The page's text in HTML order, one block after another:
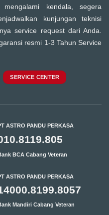
kendala, segera
kunjungan teknisi
service request dari Anda.
resmi 1-3 Tahun Service
SERVICE CENTER
ASTRO PANDU PERKASA
BCA Cabang Veteran
ASTRO PANDU PERKASA
Mandiri Cabang Veteran